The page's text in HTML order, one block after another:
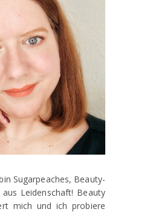
Sugarpeaches, Beauty-
Leidenschaft! Beauty
mich und ich probiere